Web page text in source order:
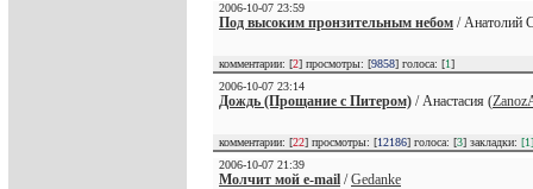
2006-10-07 23:59
Под высоким пронзительным небом / Анатолий
комментарии: [2] просмотры: [9858] голоса: [1]
2006-10-07 23:14
Дождь (Прощание с Питером) / Анастасия (
комментарии: [22] просмотры: [12186] голоса: [3] закладки: [1]
2006-10-07 21:39
Молчит мой e-mail /Gedanke